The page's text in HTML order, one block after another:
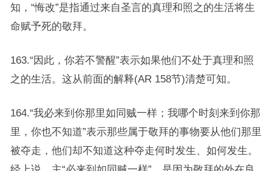
知，“悔改”是指通过来自圣言的真理和照之的生活将生
命赋予死的敬拜。
163.“因此，你若不警醒”表示如果他们不处于真理和照
之的生活。这从前面的解释(AR 158节)清楚可知。
164.“我必来到你那里如同贼一样；我哪个时刻来到你那
里，你也不知道”表示那些属于敬拜的事物要从他们那里
被夺走，他们却不知道这种夺走何时发生、如何发生。